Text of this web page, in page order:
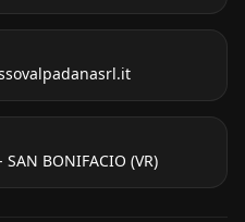
BONIFACIO (VR)